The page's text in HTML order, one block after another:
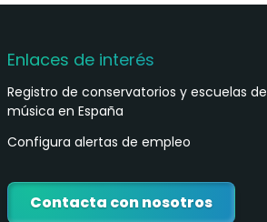
Enlaces de interés
Registro de conservatorios y escuelas de
música en España
Configura alertas de empleo
Contacta con nosotros